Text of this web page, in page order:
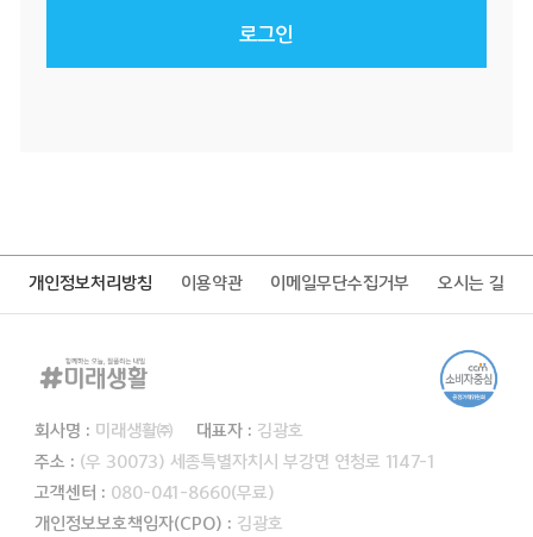
로그인
개인정보처리방침 이용약관 이메일무단수집거부 오시는 길
회사명 : 미래생활㈜ 대표자 : 김광호
주소 : (우 30073) 세종특별자치시 부강면 연청로 1147-1
고객센터 : 080-041-8660(무료)
개인정보보호책임자(CPO) : 김광호